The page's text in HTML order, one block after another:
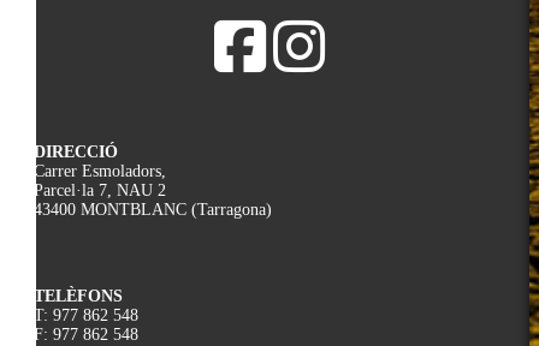
DIRECCIÓ
Carrer Esmoladors,
Parcel·la 7, NAU 2
43400 MONTBLANC (Tarragona)
TELÈFONS
T: 977 862 548
F: 977 862 548